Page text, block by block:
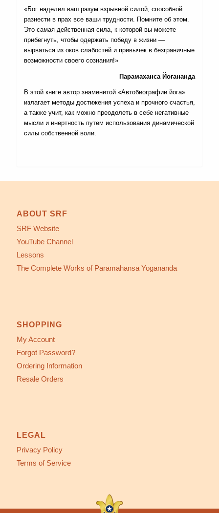
«Бог наделил ваш разум взрывной силой, способной
разнести в прах все ваши трудности. Помните об этом.
Это самая действенная сила, к которой вы можете
прибегнуть, чтобы одержать победу в жизни —
вырваться из оков слабостей и привычек в безграничные
возможности своего сознания!»
Парамаханса Йогананда
В этой книге автор знаменитой «Автобиографии йога»
излагает методы достижения успеха и прочного счастья,
а также учит, как можно преодолеть в себе негативные
мысли и инертность путем использования динамической
силы собственной воли.
ABOUT SRF
SRF Website
YouTube Channel
Lessons
The Complete Works of Paramahansa Yogananda
SHOPPING
My Account
Forgot Password?
Ordering Information
Resale Orders
LEGAL
Privacy Policy
Terms of Service